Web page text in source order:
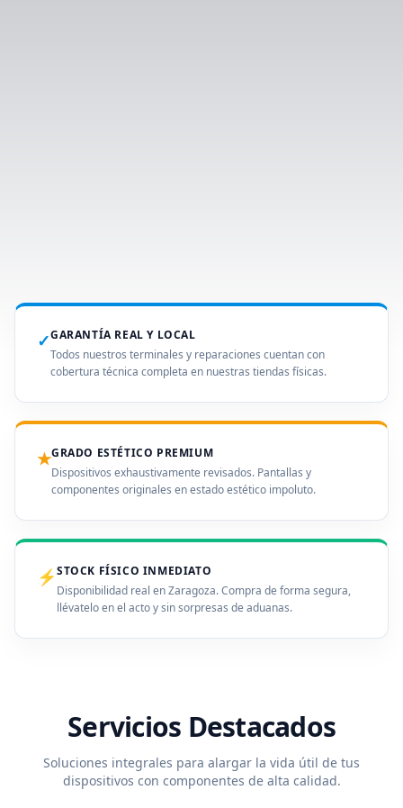
✓GARANTÍA REAL Y LOCAL
Todos nuestros terminales y reparaciones cuentan con
cobertura técnica completa en nuestras tiendas físicas.
★GRADO ESTÉTICO PREMIUM
Dispositivos exhaustivamente revisados. Pantallas y
componentes originales en estado estético impoluto.
⚡STOCK FÍSICO INMEDIATO
Disponibilidad real en Zaragoza. Compra de forma segura,
llévatelo en el acto y sin sorpresas de aduanas.
Servicios Destacados
Soluciones integrales para alargar la vida útil de tus
dispositivos con componentes de alta calidad.